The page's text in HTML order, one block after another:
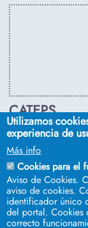
CATEPS
C/ Euclides, s/n.
secdireps@us.es
Utilizamos
experiencia de
Más info
Cookies para el
Aviso de Cookies.
aviso de cookies.
identificador único
del portal. Cookies
correcto